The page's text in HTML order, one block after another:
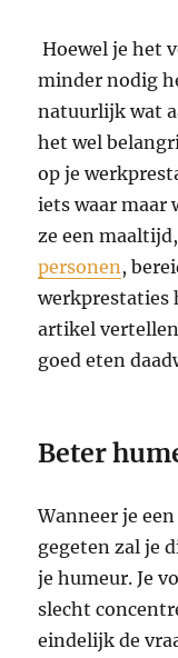
Hoewel je het
minder nodig
natuurlijk wat
het wel
op je
iets waar maar
ze een
personen ,
werkprestaties
artikel
goed eten
Beter
Wanneer je
gegeten zal je
je humeur. Je
slecht
eindelijk de